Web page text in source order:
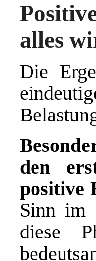
alles
Die
den
positive
Sinn im
diese